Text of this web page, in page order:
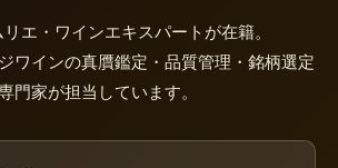
エ・ワインエキスパートが在籍。
ワインの真贋鑑定・品質管理・銘柄選定
門家が担当しています。